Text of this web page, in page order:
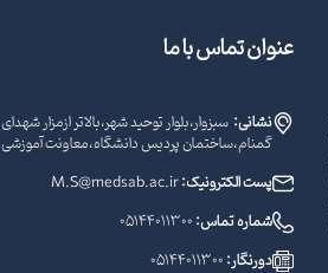
عنوان تماس با ما
نشانی: سبزوار،بلوار توحید شهر،بالاتر ازمزار شهدای
گمنام،ساختمان پردیس دانشگاه،معاونت آموزشی
پست الکترونیک:M.S@medsab.ac.ir
شماره تماس: 05144011300
دورنگار: 05144011300